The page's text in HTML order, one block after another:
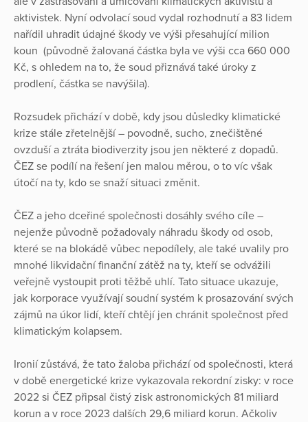
aktivistek. Nyní odvolací soud vydal rozhodnutí a 83 lidem
nařídil uhradit údajné škody ve výši přesahující milion
koun (původně žalovaná částka byla ve výši cca 660 000
Kč, s ohledem na to, že soud přiznává také úroky z
prodlení, částka se navýšila).
Rozsudek přichází v době, kdy jsou důsledky klimatické
krize stále zřetelnější – povodně, sucho, znečištěné
ovzduší a ztráta biodiverzity jsou jen některé z dopadů.
ČEZ se podílí na řešení jen malou měrou, o to víc však
útočí na ty, kdo se snaží situaci změnit.
ČEZ a jeho dceřiné společnosti dosáhly svého cíle –
nejenže původně požadovaly náhradu škody od osob,
které se na blokádě vůbec nepodílely, ale také uvalily pro
mnohé likvidační finanční zátěž na ty, kteří se odvážili
veřejně vystoupit proti těžbě uhlí. Tato situace ukazuje,
jak korporace využívají soudní systém k prosazování svých
zájmů na úkor lidí, kteří chtějí jen chránit společnost před
klimatickým kolapsem.
Ironií zůstává, že tato žaloba přichází od společnosti, která
v době energetické krize vykazovala rekordní zisky: v roce
2022 si ČEZ připsal čistý zisk astronomických 81 miliard
korun a v roce 2023 dalších 29,6 miliard korun. Ačkoliv